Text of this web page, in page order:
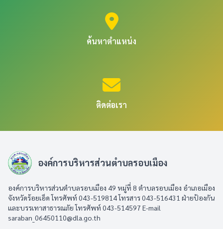
ค้นหาตำแหน่ง
ติดต่อเรา
องค์การบริหารส่วนตำบลรอบเมือง
องค์การบริหารส่วนตำบลรอบเมือง 49 หมู่ที่ 8 ตำบลรอบเมือง อำเภอเมือง
จังหวัดร้อยเอ็ด โทรศัพท์ 043-519814 โทรสาร 043-516431​ ฝ่ายป้องกัน
และบรรเทาสาธารณภัย โทรศัพท์ 043-514597 E-mail
saraban_06450110@dla.go.th